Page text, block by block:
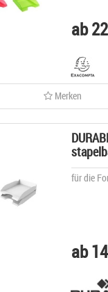
ab
Merken
für die
ab